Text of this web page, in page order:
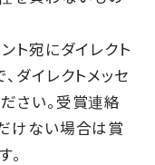
ト宛にダイレクト
ダイレクトメッセ
さい。受賞連絡
けない場合は賞
。